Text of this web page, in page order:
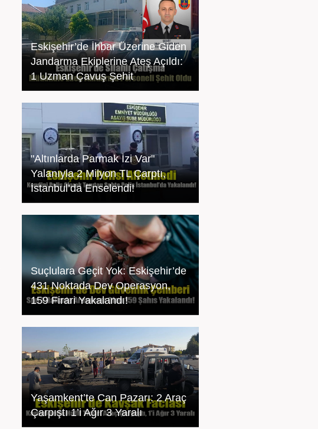
Eskişehir’de İhbar Üzerine Giden
Jandarma Ekiplerine Ateş Açıldı:
1 Uzman Çavuş Şehit
"Altınlarda Parmak İzi Var"
Yalanıyla 2 Milyon TL Çarptı,
İstanbul’da Enselendi!
Suçlulara Geçit Yok: Eskişehir’de
431 Noktada Dev Operasyon,
159 Firari Yakalandı!
Yaşamkent’te Can Pazarı: 2 Araç
Çarpıştı 1’i Ağır 3 Yaralı